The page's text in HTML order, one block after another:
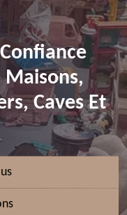
Maisons,
Caves Et